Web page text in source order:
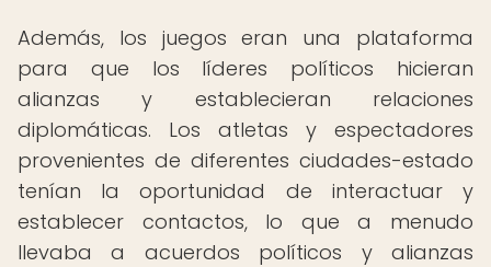
Además, los juegos eran una plataforma
para que los líderes políticos hicieran
alianzas y establecieran relaciones
diplomáticas. Los atletas y espectadores
provenientes de diferentes ciudades-estado
tenían la oportunidad de interactuar y
establecer contactos, lo que a menudo
llevaba a acuerdos políticos y alianzas